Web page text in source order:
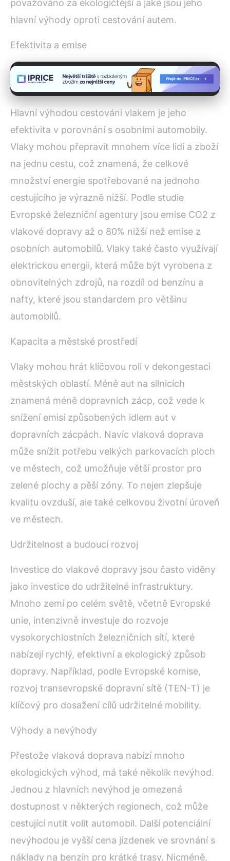
považováno za ekologičtější a jaké jsou jeho
hlavní výhody oproti cestování autem.
Efektivita a emise
Hlavní výhodou cestování vlakem je jeho
efektivita v porovnání s osobními automobily.
Vlaky mohou přepravit mnohem více lidí a zboží
na jednu cestu, což znamená, že celkové
množství energie spotřebované na jednoho
cestujícího je výrazně nižší. Podle studie
Evropské železniční agentury jsou emise CO2 z
vlakové dopravy až o 80% nižší než emise z
osobních automobilů. Vlaky také často využívají
elektrickou energii, která může být vyrobena z
obnovitelných zdrojů, na rozdíl od benzínu a
nafty, které jsou standardem pro většinu
automobilů.
Kapacita a městské prostředí
Vlaky mohou hrát klíčovou roli v dekongestaci
městských oblastí. Méně aut na silnicích
znamená méně dopravních zácp, což vede k
snížení emisí způsobených idlem aut v
dopravních zácpách. Navíc vlaková doprava
může snížit potřebu velkých parkovacích ploch
ve městech, což umožňuje větší prostor pro
zelené plochy a pěší zóny. To nejen zlepšuje
kvalitu ovzduší, ale také celkovou životní úroveň
ve městech.
Udržitelnost a budoucí rozvoj
Investice do vlakové dopravy jsou často viděny
jako investice do udržitelné infrastruktury.
Mnoho zemí po celém světě, včetně Evropské
unie, intenzivně investuje do rozvoje
vysokorychlostních železničních sítí, které
nabízejí rychlý, efektivní a ekologický způsob
dopravy. Například, podle Evropské komise,
rozvoj transevropské dopravní sítě (TEN-T) je
klíčový pro dosažení cílů udržitelné mobility.
Výhody a nevýhody
Přestože vlaková doprava nabízí mnoho
ekologických výhod, má také několik nevýhod.
Jednou z hlavních nevýhod je omezená
dostupnost v některých regionech, což může
cestující nutit volit automobil. Další potenciální
nevýhodou je vyšší cena jízdenek ve srovnání s
náklady na benzin pro krátké trasy. Nicméně,